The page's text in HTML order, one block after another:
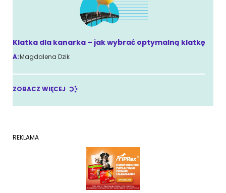
Klatka dla kanarka – jak wybrać optymalną klatkę
A:Magdalena Dzik
ZOBACZ WIĘCEJ
REKLAMA